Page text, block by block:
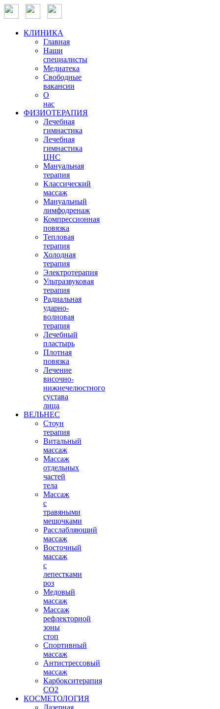
КЛИНИКА
Главная
Наши
специалисты
Медиатека
Свободные
вакансии
О
нас
ФИЗИОТЕРАПИЯ
Лечебная
гимнастика
Лечебная
гимнастика
ЦНС
Мануальная
терапия
Классический
массаж
Мануальный
лимфодренаж
Компрессионная
повязка
Тепловая
терапия
Холодная
терапия
Электротерапия
Ультразвуковая
терапия
Радиальная
ударно-
волновая
терапия
Лечебный
пластырь
Плотная
повязка
Лечение
височно-
нижнечелюстного
сустава
лица
ВЕЛЬНЕС
Стоун
терапия
Витальный
массаж
Массаж
отдельных
частей
тела
Массаж
с
травяными
мешочками
Расслабляющий
массаж
Восточный
массаж
с
лепестками
роз
Медовый
массаж
Массаж
рефлекторной
зоны
стоп
Спортивный
массаж
Антистрессовый
массаж
Карбокситерапия
СО2
КОСМЕТОЛОГИЯ
Лазерная